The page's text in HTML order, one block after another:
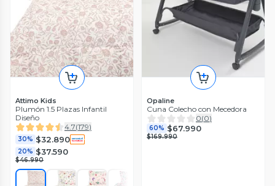
Attimo Kids
Plumón 1.5 Plazas Infantil
Diseño
4.7(179)
30% $32.890
20% $37.590
$46.990
Opaline
Cuna Colecho con Mecedora
0(0)
60% $67.990
$169.990